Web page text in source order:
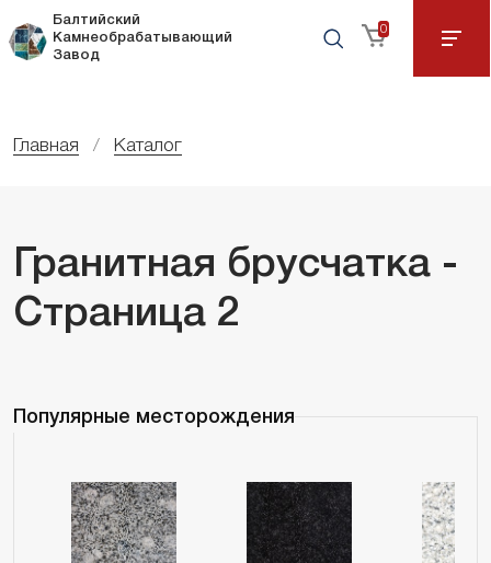
Балтийский
Камнеобрабатывающий
Завод
0
Главная Каталог
Гранитная брусчатка -
Страница 2
Популярные месторождения